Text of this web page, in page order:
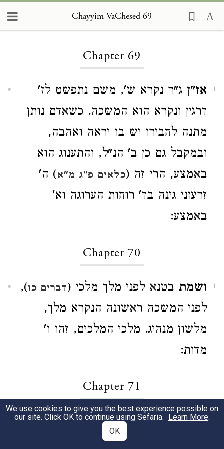
Chayyim VaChesed 69
Chapter 69
1 אז"ן ג"ר נקרא ש', משם נתפשט לז'
דרגין ונקרא הוא המשכה. כשאדם נותן
מתנה לחבירו יש בו יראה ואהבה,
ובמקבל גם כן ב' הנ"ל, והתענוג הוא
באמצע, הרי זה (כלאים פ"ג מ"א) ה'
זרעוני גינה בד' רוחות הערוגה וא'
באמצע:
Chapter 70
1 ושמת בטנא לפני מלך מלכי (דברים כו),
לפני המשכה ראשונה הנקרא מלך,
מלשון מנהיג. מלכי המלכים, זהו ו'
מדות:
Chapter 71
החכמהנקרא שמן (זהר ח"ג ז:ועוד),
ושבת נקרא שמיני, בשביל שהוא ממעל
We use cookies to give you the best experience possible on
our site. Click OK to continue using Sefaria. Learn More.
OK